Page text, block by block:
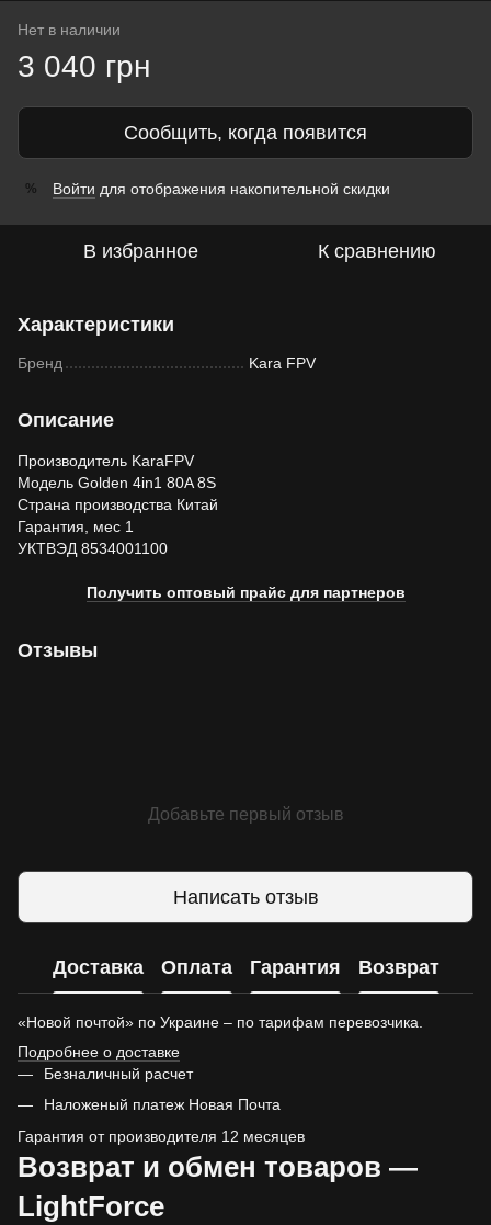
Нет в наличии
3 040 грн
Сообщить, когда появится
% Войти для отображения накопительной скидки
В избранное К сравнению
Характеристики
Бренд Kara FPV
Описание
Производитель KaraFPV
Модель Golden 4in1 80A 8S
Страна производства Китай
Гарантия, мес 1
УКТВЭД 8534001100
Получить оптовый прайс для партнеров
Отзывы
Добавьте первый отзыв
Написать отзыв
Доставка Оплата Гарантия Возврат
«Новой почтой» по Украине – по тарифам перевозчика.
Подробнее о доставке
Безналичный расчет
Наложеный платеж Новая Почта
Гарантия от производителя 12 месяцев
Возврат и обмен товаров —
LightForce